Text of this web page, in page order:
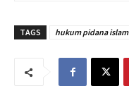
TAGS hukum pidana islam